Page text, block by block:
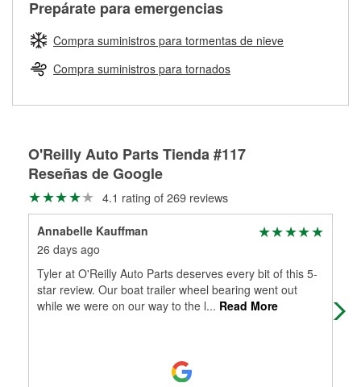
Herramientas de O'Reilly
pueden ser reutilizados, podemos ayudarte a encontrar las
partes de reemplazo correctas para tu reparación.
Rectificación de tambores y discos de freno
averiada o determina los acoplamientos y la longitud
adecuados para que te construyamos una nueva. O'Reilly
Auto Parts tiene las mangueras y los acoples adecuados
para reparar el sistema hidráulico de tu maquinaria
agrícola o de construcción.
Más información acerca del servicio de mangueras
Prepárate para emergencias
Compra suministros para tormentas de nieve
Compra suministros para tornados
O'Reilly Auto Parts Tienda #117
Reseñas de Google
4.1 rating of 269 reviews
Annabelle Kauffman
26 days ago
Tyler at O'Reilly Auto Parts deserves every bit of this 5-
star review. Our boat trailer wheel bearing went out
while we were on our way to the l... Read More